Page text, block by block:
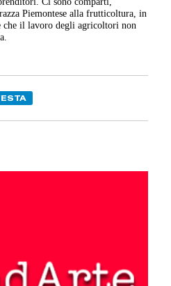
Piemontese alla frutticoltura, in
che il lavoro degli agricoltori non